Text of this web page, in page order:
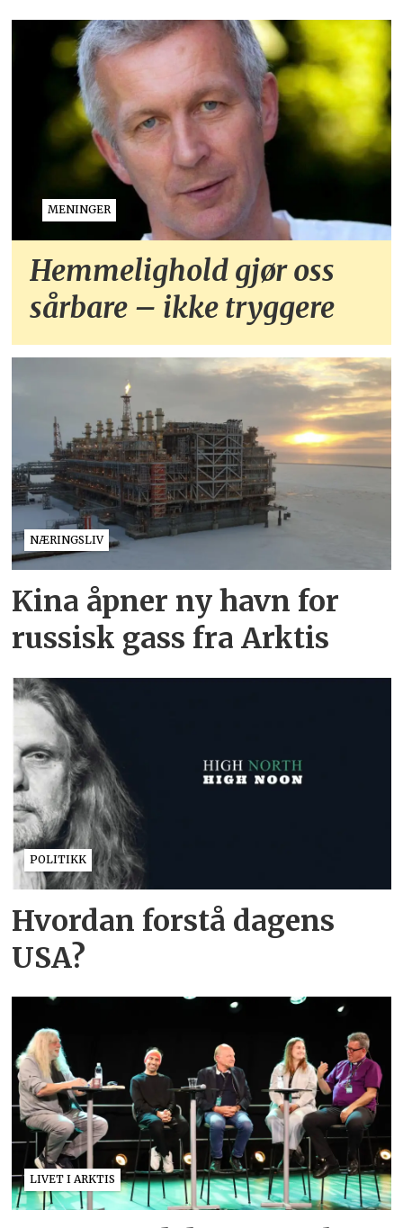
MENINGER
Hemmelighold gjør oss
sårbare – ikke tryggere
NÆRINGSLIV
Kina åpner ny havn for
russisk gass fra Arktis
POLITIKK
Hvordan forstå dagens
USA?
LIVET I ARKTIS